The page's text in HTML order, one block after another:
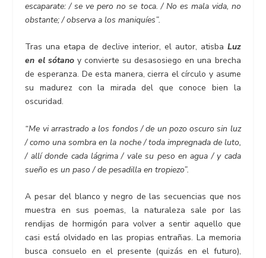
escaparate: / se ve pero no se toca. / No es mala vida, no
obstante; / observa a los maniquíes”.
Tras una etapa de declive interior, el autor, atisba Luz
en el sótano y convierte su desasosiego en una brecha
de esperanza. De esta manera, cierra el círculo y asume
su madurez con la mirada del que conoce bien la
oscuridad.
“Me vi arrastrado a los fondos / de un pozo oscuro sin luz
/ como una sombra en la noche / toda impregnada de luto,
/ allí donde cada lágrima / vale su peso en agua / y cada
sueño es un paso / de pesadilla en tropiezo”.
A pesar del blanco y negro de las secuencias que nos
muestra en sus poemas, la naturaleza sale por las
rendijas de hormigón para volver a sentir aquello que
casi está olvidado en las propias entrañas. La memoria
busca consuelo en el presente (quizás en el futuro),